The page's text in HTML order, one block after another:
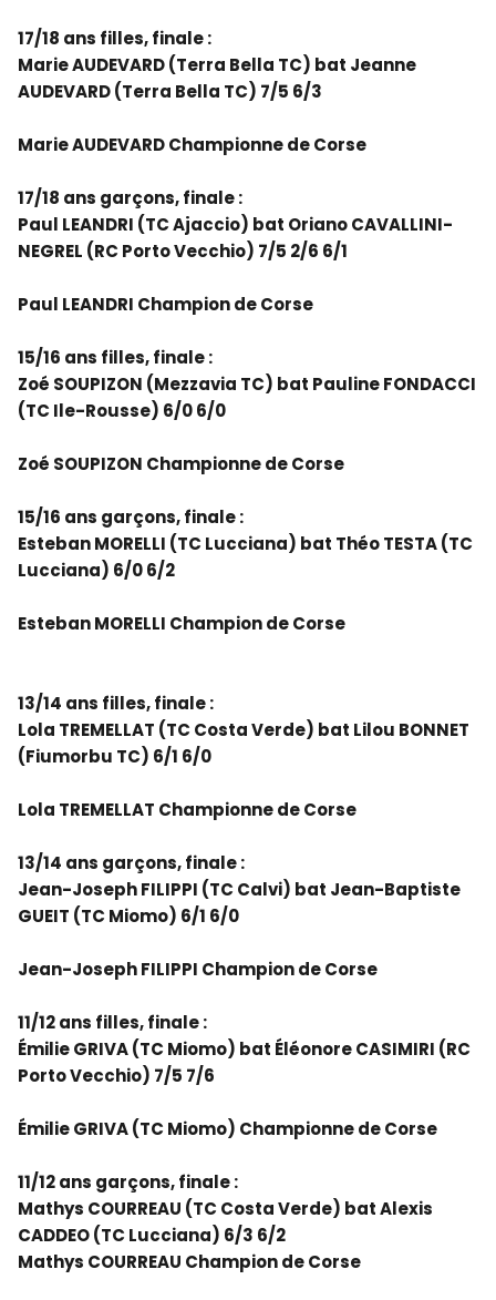
17/18 ans filles, finale :
Marie AUDEVARD (Terra Bella TC) bat Jeanne
AUDEVARD (Terra Bella TC) 7/5 6/3
Marie AUDEVARD Championne de Corse
17/18 ans garçons, finale :
Paul LEANDRI (TC Ajaccio) bat Oriano CAVALLINI-
NEGREL (RC Porto Vecchio) 7/5 2/6 6/1
Paul LEANDRI Champion de Corse
15/16 ans filles, finale :
Zoé SOUPIZON (Mezzavia TC) bat Pauline FONDACCI
(TC Ile-Rousse) 6/0 6/0
Zoé SOUPIZON Championne de Corse
15/16 ans garçons, finale :
Esteban MORELLI (TC Lucciana) bat Théo TESTA (TC
Lucciana) 6/0 6/2
Esteban MORELLI Champion de Corse
13/14 ans filles, finale :
Lola TREMELLAT (TC Costa Verde) bat Lilou BONNET
(Fiumorbu TC) 6/1 6/0
Lola TREMELLAT Championne de Corse
13/14 ans garçons, finale :
Jean-Joseph FILIPPI (TC Calvi) bat Jean-Baptiste
GUEIT (TC Miomo) 6/1 6/0
Jean-Joseph FILIPPI Champion de Corse
11/12 ans filles, finale :
Émilie GRIVA (TC Miomo) bat Éléonore CASIMIRI (RC
Porto Vecchio) 7/5 7/6
Émilie GRIVA (TC Miomo) Championne de Corse
11/12 ans garçons, finale :
Mathys COURREAU (TC Costa Verde) bat Alexis
CADDEO (TC Lucciana) 6/3 6/2
Mathys COURREAU Champion de Corse